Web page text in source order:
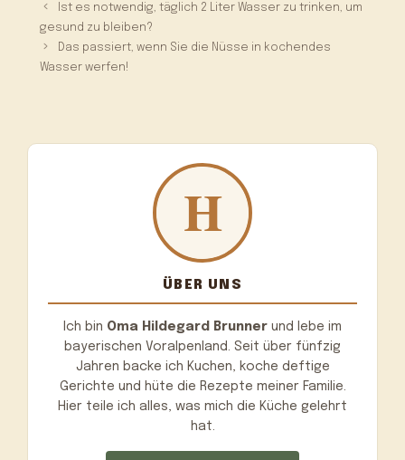
Ist es notwendig, täglich 2 Liter Wasser zu trinken, um
gesund zu bleiben?
Das passiert, wenn Sie die Nüsse in kochendes
Wasser werfen!
ÜBER UNS
Ich bin Oma Hildegard Brunner und lebe im
bayerischen Voralpenland. Seit über fünfzig
Jahren backe ich Kuchen, koche deftige
Gerichte und hüte die Rezepte meiner Familie.
Hier teile ich alles, was mich die Küche gelehrt
hat.